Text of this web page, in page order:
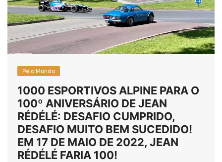
Pelo Mundo
1000 ESPORTIVOS ALPINE PARA O
100º ANIVERSÁRIO DE JEAN
RÉDÉLÉ: DESAFIO CUMPRIDO,
DESAFIO MUITO BEM SUCEDIDO!
EM 17 DE MAIO DE 2022, JEAN
RÉDÉLÉ FARIA 100!